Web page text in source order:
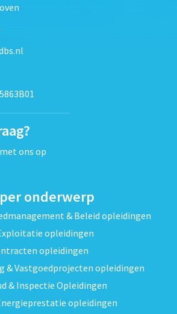
met ons op
onderwerp
& Beleid opleidingen
opleidingen
opleidingen
& Vastgoedprojecten opleidingen
& Inspectie Opleidingen
opleidingen